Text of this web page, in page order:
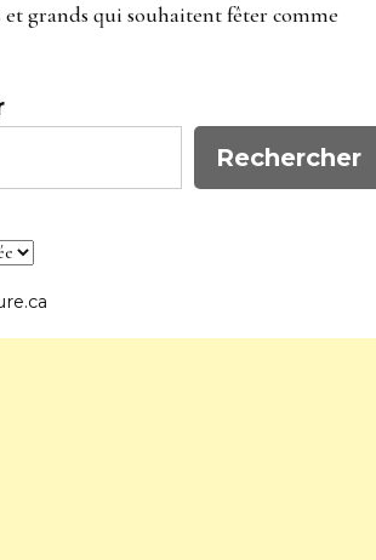
grands qui souhaitent fêter comme
Rechercher